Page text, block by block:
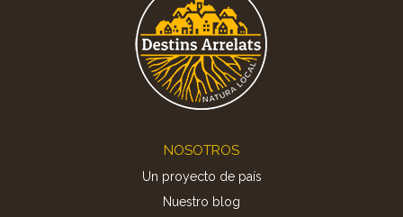
NOSOTROS
Un proyecto de país
Nuestro blog